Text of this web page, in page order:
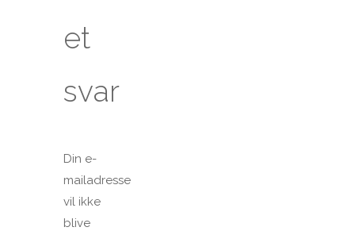
et
svar
Din e-
mailadresse
vil ikke
blive